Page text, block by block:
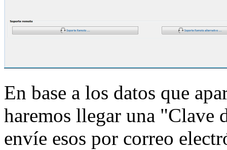
En base a los datos que
haremos llegar una "Clave
envíe esos por correo